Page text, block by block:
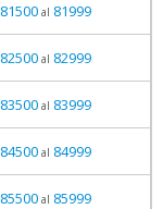
81500al 81999
82500al 82999
83500al 83999
84500al 84999
85500al 85999